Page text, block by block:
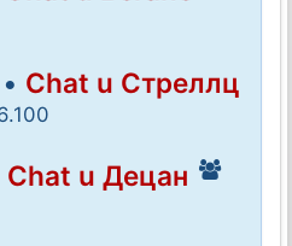
Chat u Стреллц
Chat u Децан